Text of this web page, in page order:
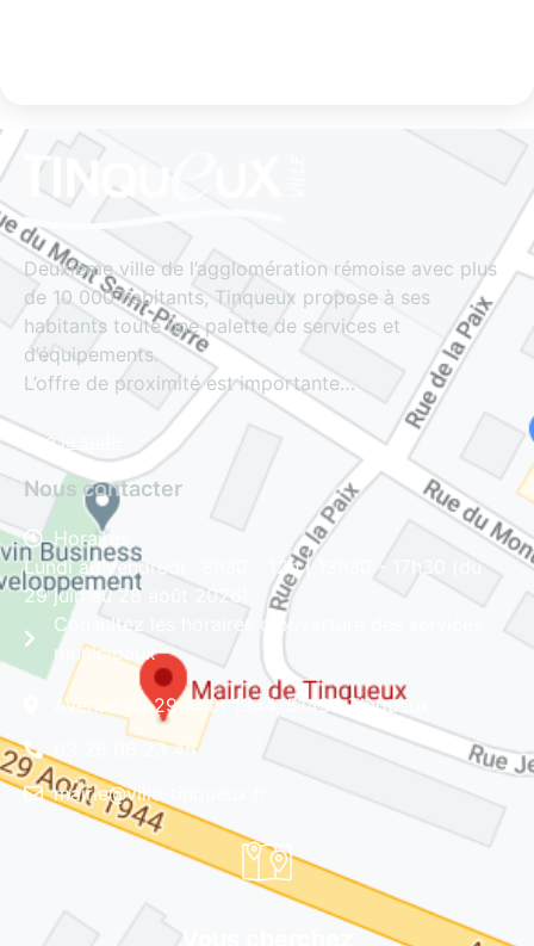
Deuxième ville de l’agglomération rémoise avec plus
de 10 000 habitants, Tinqueux propose à ses
habitants toute une palette de services et
d’équipements.
L’offre de proximité est importante…
Lire la suite
Nous contacter
Horaires
Lundi au vendredi : 8h30 - 12h | 13h30 - 17h30 (du
29 juin au 28 août 2026)
Consultez les horaires d'ouverture des services
municipaux
Avenue du 29 Août 1944, 51430 Tinqueux
03 26 08 23 45
mairie@ville-tinqueux.fr
Vous cherchez